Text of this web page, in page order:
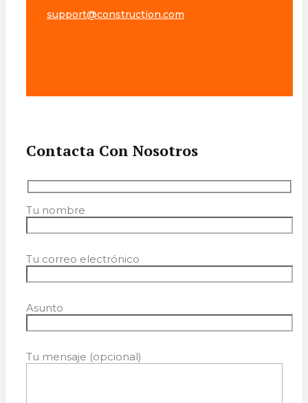
support@construction.com
Contacta Con Nosotros
Tu nombre
Tu correo electrónico
Asunto
Tu mensaje (opcional)